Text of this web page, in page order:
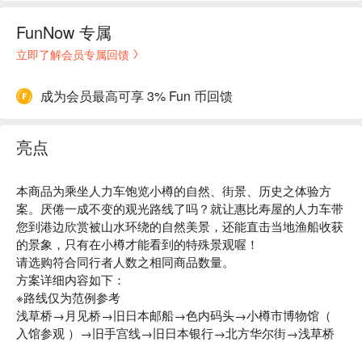
FunNow 专属
立即了解会员专属回馈
成为会员最高可享 3% Fun 币回馈
亮点
本商品为乘坐人力车饱览小樽的自然、街景、历史之体验方
案。厌倦一成不变的观光路线了吗？就让惠比寿屋的人力车带
您到港边欣赏被山水环绕的自然美景，还能直击当地渔船收获
的景象，只有在小樽才能看到的特殊景观喔！
请选购符合同行者人数之相同商品数量。
方案详细内容如下：
※路线仅为范例参考
浅草桥→月见桥→旧日本邮船→色内码头→小樽市博物馆（
入馆参观 ）→旧手宫线→旧日本银行→北方华尔街→浅草桥